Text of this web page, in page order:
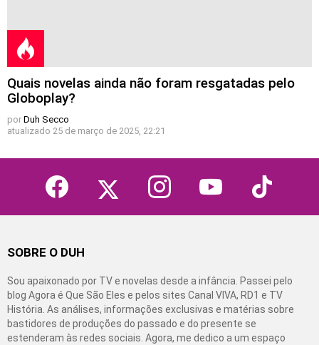
Quais novelas ainda não foram resgatadas pelo
Globoplay?
por Duh Secco
atualizado 25 de março de 2025, 22:21
facebook instagram youtube tiktok
SOBRE O DUH
Sou apaixonado por TV e novelas desde a infância. Passei pelo
blog Agora é Que São Eles e pelos sites Canal VIVA, RD1 e TV
História. As análises, informações exclusivas e matérias sobre
bastidores de produções do passado e do presente se
estenderam às redes sociais. Agora, me dedico a um espaço